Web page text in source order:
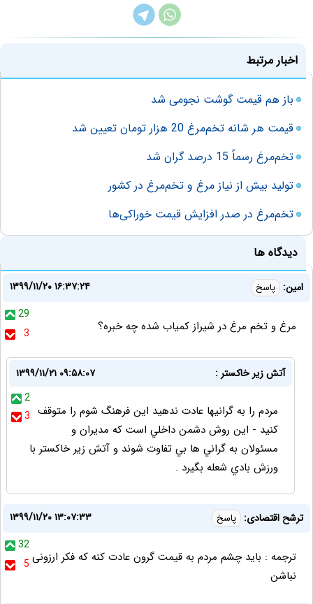
اخبار مرتبط
باز هم قیمت گوشت نجومی شد
قیمت هر شانه تخم‌مرغ 20 هزار تومان تعیین شد
تخم‌مرغ رسماً 15 درصد گران شد
تولید بیش از نیاز مرغ و تخم‌مرغ در کشور
تخم‌مرغ در صدر افزایش قیمت خوراکی‌ها
دیدگاه ها
امین: پاسخ
۱۳۹۹/۱۱/۲۰ ۱۶:۳۷:۲۴
29
3
مرغ و تخم مرغ در شیراز کمیاب شده چه خبره؟
آتش زير خاكستر :
۱۳۹۹/۱۱/۲۱ ۰۹:۵۸:۰۷
2
3 مردم را به گرانيها عادت ندهيد اين فرهنگ شوم را متوقف
كنيد - اين روش دشمن داخلي است كه مديران و
مسئولان به گراني ها بي تفاوت شوند و آتش زير خاكستر با
ورزش بادي شعله بگيرد .
ترشح اقتصادی: پاسخ
۱۳۹۹/۱۱/۲۰ ۱۳:۰۷:۳۳
32
5 ترجمه : باید چشم مردم به قیمت گرون عادت کنه که فکر ارزونی
نباشن